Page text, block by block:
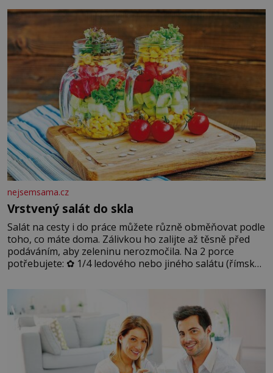
blonďaté vlásky. Fakt, že jsou těla dávných lidí nesmírně
dobře zachovalá, přičítají odborníci zdejším klimatickým
podmínkám. Sucho, prosolené písky a extrémně
nejsemsama.cz
Vrstvený salát do skla
Salát na cesty i do práce můžete různě obměňovat podle
toho, co máte doma. Zálivkou ho zalijte až těsně před
podáváním, aby zeleninu nerozmočila. Na 2 porce
potřebujete: ✿ 1/4 ledového nebo jiného salátu (římský
okurky ✿ 2 rajčata Zálivka: ✿ 4 lžíce olivového oleje ✿ 1
lžíci citronové šťávy ✿ ½ stroužku